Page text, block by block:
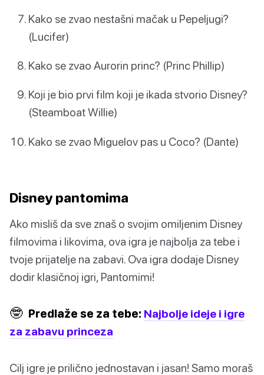
Kako se zvao nestašni mačak u Pepeljugi?
(Lucifer)
Kako se zvao Aurorin princ? (Princ Phillip)
Koji je bio prvi film koji je ikada stvorio Disney?
(Steamboat Willie)
Kako se zvao Miguelov pas u Coco? (Dante)
Disney pantomima
Ako misliš da sve znaš o svojim omiljenim Disney
filmovima i likovima, ova igra je najbolja za tebe i
tvoje prijatelje na zabavi. Ova igra dodaje Disney
dodir klasičnoj igri, Pantomimi!
🤓 Predlaže se za tebe: Najbolje ideje i igre
za zabavu princeza
Cilj igre je prilično jednostavan i jasan! Samo moraš